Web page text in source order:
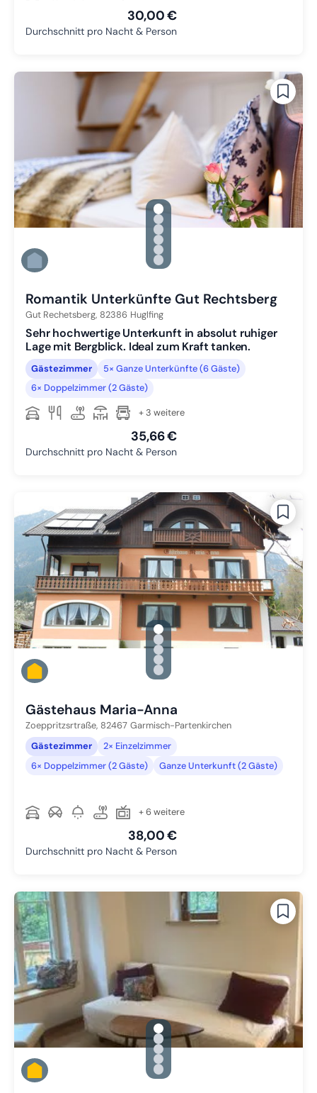
30,00 €
Durchschnitt pro Nacht & Person
gallery.slide_selector
Zu Slide 1 wechseln
Zu Slide 2 wechseln
Zu Slide 3 wechseln
Zu Slide 4 wechseln
Zu Slide 5 wechseln
Zu Slide 6 wechseln
Romantik Unterkünfte Gut Rechtsberg
Gut Rechetsberg, 82386 Huglfing
Sehr hochwertige Unterkunft in absolut ruhiger
Lage mit Bergblick. Ideal zum Kraft tanken.
Gästezimmer
5× Ganze Unterkünfte (6 Gäste)
6× Doppelzimmer (2 Gäste)
+ 3 weitere
35,66 €
Durchschnitt pro Nacht & Person
gallery.slide_selector
Zu Slide 1 wechseln
Zu Slide 2 wechseln
Zu Slide 3 wechseln
Zu Slide 4 wechseln
Zu Slide 5 wechseln
Gästehaus Maria-Anna
Zoeppritzsrtraße, 82467 Garmisch-Partenkirchen
Gästezimmer
2× Einzelzimmer
6× Doppelzimmer (2 Gäste)
Ganze Unterkunft (2 Gäste)
+ 6 weitere
38,00 €
Durchschnitt pro Nacht & Person
gallery.slide_selector
Zu Slide 1 wechseln
Zu Slide 2 wechseln
Zu Slide 3 wechseln
Zu Slide 4 wechseln
Zu Slide 5 wechseln